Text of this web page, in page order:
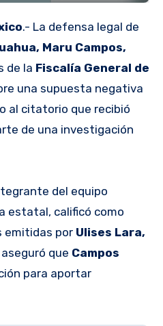
.- La defensa legal de
Maru Campos,
de la Fiscalía General de
una supuesta negativa
al citatorio que recibió
de una investigación
del equipo
estatal, calificó como
emitidas por Ulises Lara,
que Campos
para aportar